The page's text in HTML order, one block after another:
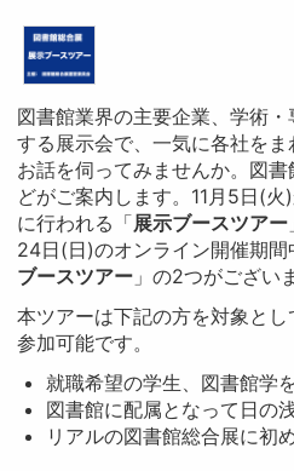
図書館業界の主要企業、学術
する展示会で、一気に各社を
お話を伺ってみませんか。図
どがご案内します。11月5日(
に行われる「展示ブースツアー
24日(日)のオンライン開催期間
ブースツアー 」の2つがござい
本ツアーは下記の方を対象と
参加可能です。
就職希望の学生、図書館学
図書館に配属となって日の
リアルの図書館総合展に初